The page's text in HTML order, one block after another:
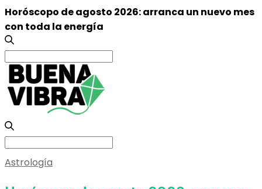
Horóscopo de agosto 2026: arranca un nuevo mes
con toda la energía
Search
for:
Search
Astrología